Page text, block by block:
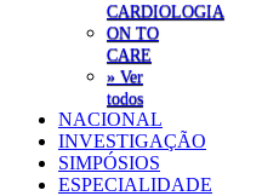
CARDIOLOGIA
ON TO
CARE
» Ver
todos
NACIONAL
INVESTIGAÇÃO
SIMPÓSIOS
ESPECIALIDADE